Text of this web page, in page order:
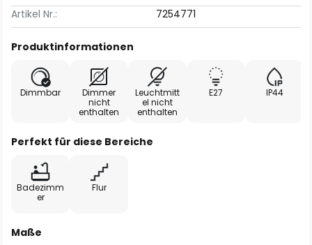
Artikel Nr.:
7254771
Produktinformationen
Dimmbar
Dimmer
nicht
enthalten
Leuchtmitt
el nicht
enthalten
E27 IP44
Perfekt für diese Bereiche
Badezimm
er
Flur
Maße